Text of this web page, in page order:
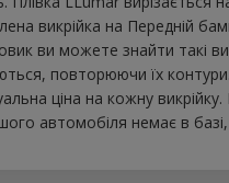
​​викрійка на Передній
ви можете знайти такі
повторюючи їх
ціна на кожну
автомобіля немає в